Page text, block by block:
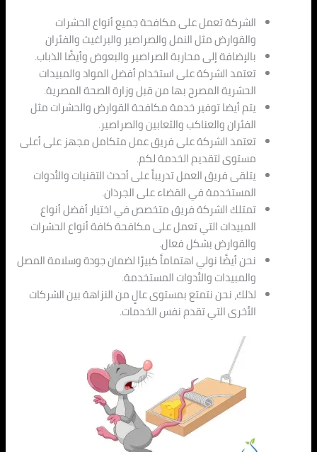
الشركة تعمل على مكافحة جميع أنواع الحشرات
والقوارض مثل النمل والصراصير والبراغيث والفئران
بالإضافة إلى محاربة الصراصير والبعوض وأيضًا الذباب.
تعتمد الشركة على استخدام أفضل المواد والمبيدات
الحشرية المصرح بها من قبل وزارة الصحة المصرية.
يتم أيضا توفير خدمة مكافحة القوارض والحشرات مثل
الفئران والعناكب والثعابين والصراصير.
تعتمد الشركة على فريق عمل متكامل مجهز على أعلى
مستوى لتقديم الخدمة لكم.
يتلقى فريق العمل تدريباً على أحدث التقنيات والأدوات
المستخدمة في القضاء على الجرذان.
تمتلك الشركة فريق متخصص في اختيار أفضل أنواع
المبيدات التي تعمل على مكافحة كافة أنواع الحشرات
والقوارض بشكل فعال.
نحن أيضًا نولي اهتماماً كبيرًا لضمان جودة وسلامة المصل
والمبيدات والأدوات المستخدمة.
لذلك، نحن نتمتع بمستوى عالٍ من النزاهة بين الشركات
الأخرى التي تقدم نفس الخدمات.